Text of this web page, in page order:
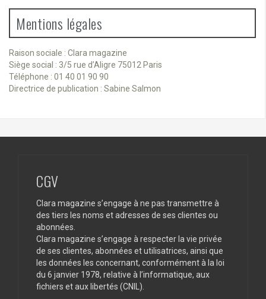
Mentions légales
Raison sociale : Clara magazine
Siège social : 3/5 rue d’Aligre 75012 Paris
Téléphone : 01 40 01 90 90
Directrice de publication : Sabine Salmon
CGV
Clara magazine s’engage à ne pas transmettre à
des tiers les noms et adresses de ses clientes ou
abonnées.
Clara magazine s’engage à respecter la vie privée
de ses clientes, abonnées et utilisatrices, ainsi que
les données les concernant, conformément à la loi
du 6 janvier 1978, relative à l’informatique, aux
fichiers et aux libertés (CNIL).